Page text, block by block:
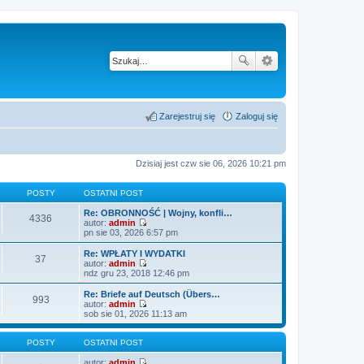
Zaloguj się
Zarejestruj się
Dzisiaj jest czw sie 06, 2026 10:21 pm
POSTY OSTATNI POST
4336
Re: OBRONNOŚĆ | Wojny, konfli…
autor: admin
W
y
ś
w
i
e
t
l
n
a
j
pn sie 03, 2026 6:57 pm
37
Re: WPŁATY I WYDATKI
autor: admin
W
y
ś
w
i
e
t
ndz gru 23, 2018 12:46 pm
993
Re: Briefe auf Deutsch (Übers…
autor: admin
W
y
ś
i
sob sie 01, 2026 11:13 am
POSTY OSTATNI POST